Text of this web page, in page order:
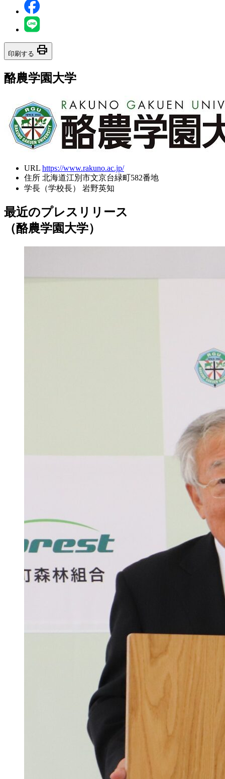
印刷する print
酪農学園大学
URL https://www.rakuno.ac.jp/
住所 北海道江別市文京台緑町582番地
学長（学校長）
岩野英知
最近のプレスリリース
（酪農学園大学）